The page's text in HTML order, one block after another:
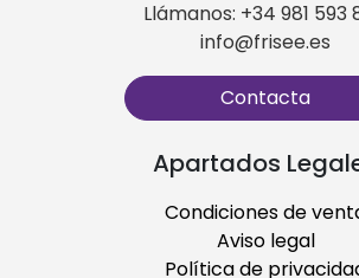
Llámanos: +34 981 593
info@frisee.es
Contacta
Apartados
Condiciones de
Aviso legal
Política de